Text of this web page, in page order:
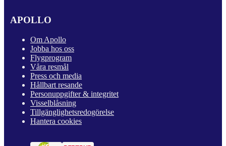
APOLLO
Om Apollo
Jobba hos oss
Flygprogram
Våra resmål
Press och media
Hållbart resande
Personuppgifter & integritet
Visselblåsning
Tillgänglighetsredogörelse
Hantera cookies